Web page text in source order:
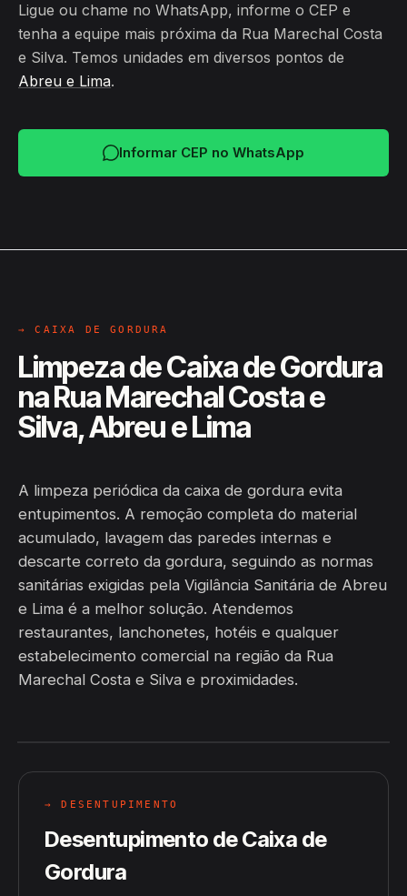
Ligue ou chame no WhatsApp, informe o CEP e
tenha a equipe mais próxima da Rua Marechal Costa
e Silva. Temos unidades em diversos pontos de
Abreu e Lima.
Informar CEP no WhatsApp
→ CAIXA DE GORDURA
Limpeza de Caixa de Gordura
na Rua Marechal Costa e
Silva, Abreu e Lima
A limpeza periódica da caixa de gordura evita
entupimentos. A remoção completa do material
acumulado, lavagem das paredes internas e
descarte correto da gordura, seguindo as normas
sanitárias exigidas pela Vigilância Sanitária de Abreu
e Lima é a melhor solução. Atendemos
restaurantes, lanchonetes, hotéis e qualquer
estabelecimento comercial na região da Rua
Marechal Costa e Silva e proximidades.
→ DESENTUPIMENTO
Desentupimento de Caixa de
Gordura